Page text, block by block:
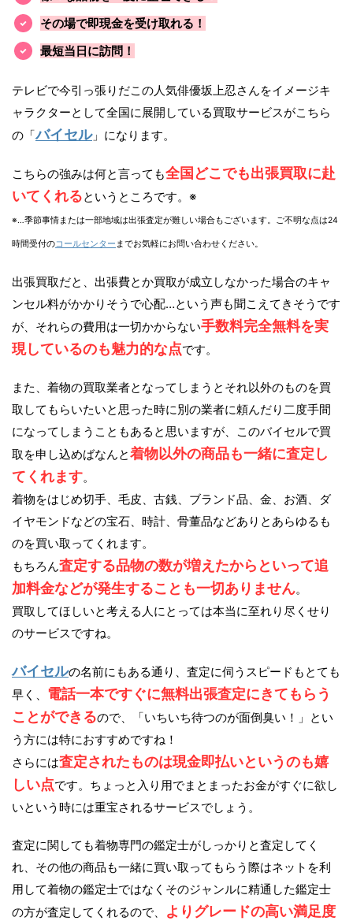
その場で即現金を受け取れる！
最短当日に訪問！
テレビで今引っ張りだこの人気俳優坂上忍さんをイメージキ
ャラクターとして全国に展開している買取サービスがこちら
の「バイセル」になります。
こちらの強みは何と言っても全国どこでも出張買取に赴
いてくれるというところです。※
※…季節事情または一部地域は出張査定が難しい場合もございます。ご不明な点は24
時間受付のコールセンター までお気軽にお問い合わせください。
出張買取だと、出張費とか買取が成立しなかった場合のキャ
ンセル料がかかりそうで心配…という声も聞こえてきそうです
が、それらの費用は一切かからない手数料完全無料を実
現しているのも魅力的な点です。
また、着物の買取業者となってしまうとそれ以外のものを買
取してもらいたいと思った時に別の業者に頼んだり二度手間
になってしまうこともあると思いますが、このバイセルで買
取を申し込めばなんと着物以外の商品も一緒に査定し
てくれます。
着物をはじめ切手、毛皮、古銭、ブランド品、金、お酒、ダ
イヤモンドなどの宝石、時計、骨董品などありとあらゆるも
のを買い取ってくれます。
もちろん査定する品物の数が増えたからといって追
加料金などが発生することも一切ありません。
買取してほしいと考える人にとっては本当に至れり尽くせり
のサービスですね。
バイセルの名前にもある通り、査定に伺うスピードもとても
早く、 電話一本ですぐに無料出張査定にきてもらう
ことができるので、「いちいち待つのが面倒臭い！」とい
う方には特におすすめですね！
さらには査定されたものは現金即払いというのも嬉
しい点です。ちょっと入り用でまとまったお金がすぐに欲し
いという時には重宝されるサービスでしょう。
査定に関しても着物専門の鑑定士がしっかりと査定してく
れ、その他の商品も一緒に買い取ってもらう際はネットを利
用して着物の鑑定士ではなくそのジャンルに精通した鑑定士
の方が査定してくれるので、
よりグレードの高い満足度